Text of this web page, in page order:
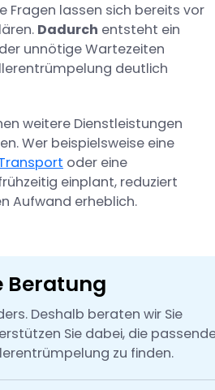
Fragen lassen sich bereits vor
Dadurch entsteht ein
unnötige Wartezeiten
deutlich
weitere Dienstleistungen
Wer beispielsweise eine
oder eine
einplant, reduziert
Aufwand erheblich.
Beratung
Deshalb beraten wir Sie
Sie dabei, die
zu finden.